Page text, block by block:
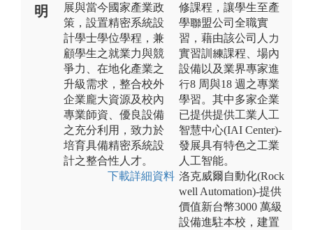
明
展與當今國家產業政
策，設置精密系統設
計學士學位學程，兼
顧學生之就業力與競
爭力、在地化產業之
升級需求，整合校外
企業龐大資源及校內
專業師資、優良設備
之充分利用，致力於
培育具備精密系統設
計之整合性人才。
下載詳細資料
修課程，讓學生至產
學聯盟公司全職實
習，藉由該公司人力
實習訓練課程、場內
設備以及業界專家進
行8 周與18 週之專業
學習。其中多家企業
已提供提供工業人工
智慧中心(IAI Center)-
發展具有特色之工業
人工智能。
洛克威爾自動化(Rock
well Automation)-提供
價值新台幣3000 萬級
設備進駐本校，建置